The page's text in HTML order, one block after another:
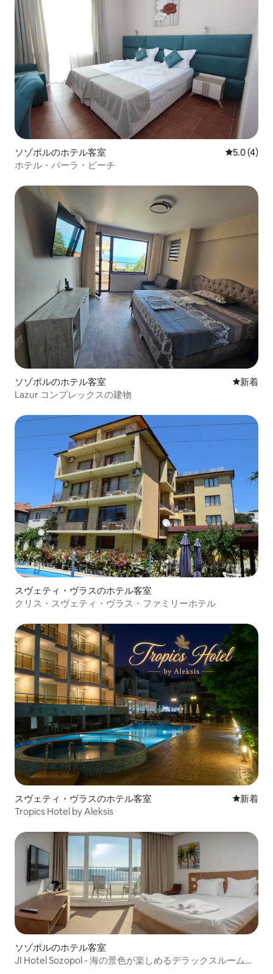
ソゾポルのホテル客室 レビュー4
5.0 (4)
ホテル・パーラ・ビーチ
ソゾポルのホテル客室 新しい宿
新着
Lazur コンプレックスの建物
スヴェティ・ヴラスのホテル客室
クリス・スヴェティ・ヴラス・ファミリーホテル
スヴェティ・ヴラスのホテル客室 新しい宿
新着
Tropics Hotel by Aleksis
ソゾポルのホテル客室
JI Hotel Sozopol - 海の景色が楽しめるデラックスルーム、1